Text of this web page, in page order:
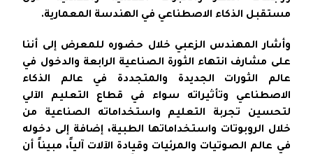
مستقبل الذكاء الاصطناعي في الهندسة المعمارية.
وأشار المهندس الزعبي خلال حضوره للمعرض إلى أننا
على مشارف انتهاء الثورة الصناعية الرابعة والدخول في
عالم الثورات الجديدة والمتجددة في عالم الذكاء
الاصطناعي وتأثيراته سواء في قطاع التعليم الآلي
لتحسين تجربة التعليم واستخداماته الصناعية من
خلال الروبوتات واستخداماتها الطبية، إضافة إلى دخوله
في عالم الصوتيات والمرئيات وقيادة الآلات آلياً، مبيناً أن